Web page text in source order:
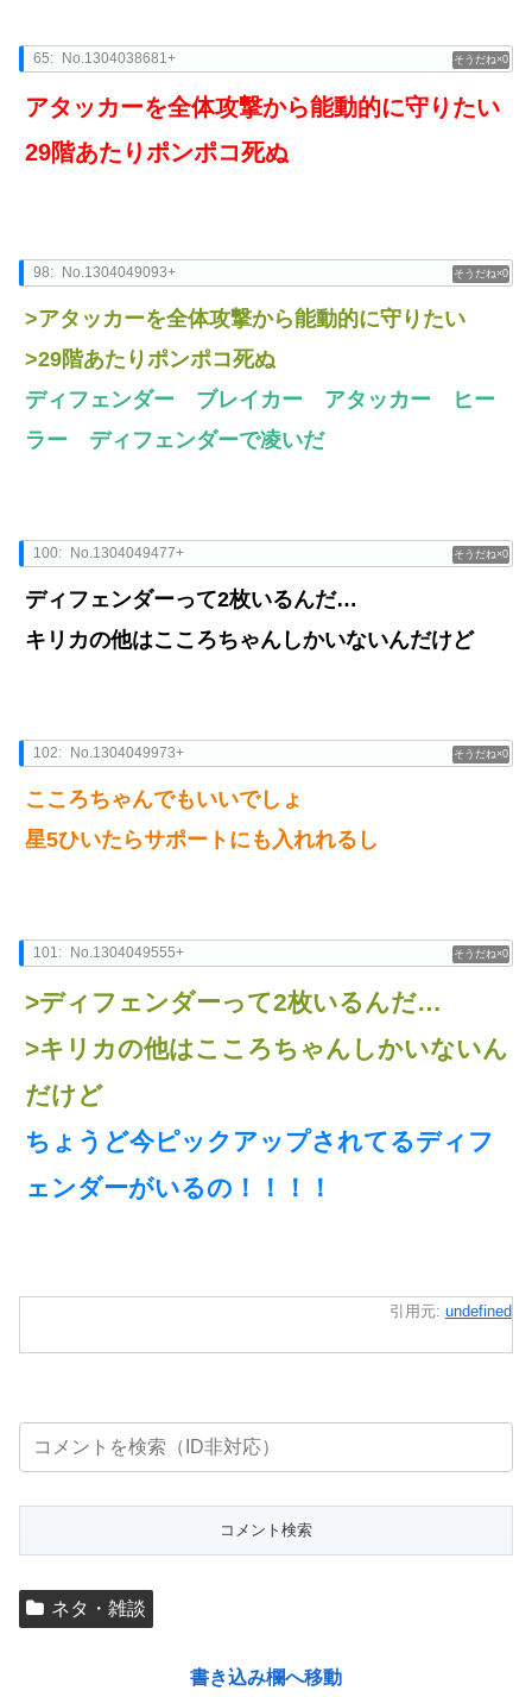
0
65: No.1304038681+
アタッカーを全体攻撃から能動的に守りたい
29階あたりポンポコ死ぬ
0
98: No.1304049093+
>アタッカーを全体攻撃から能動的に守りたい
>29階あたりポンポコ死ぬ
ディフェンダー ブレイカー アタッカー ヒー
ラー ディフェンダーで凌いだ
0
100: No.1304049477+
ディフェンダーって2枚いるんだ…
キリカの他はこころちゃんしかいないんだけど
0
102: No.1304049973+
こころちゃんでもいいでしょ
星5ひいたらサポートにも入れれるし
0
101: No.1304049555+
>ディフェンダーって2枚いるんだ…
>キリカの他はこころちゃんしかいないん
だけど
ちょうど今ピックアップされてるディフ
ェンダーがいるの！！！！
引用元: undefined
ネタ・雑談
書き込み欄へ移動